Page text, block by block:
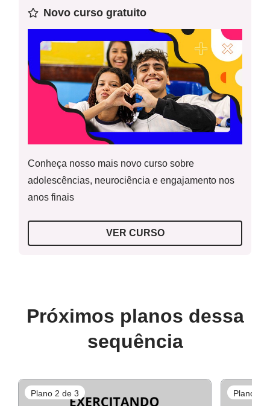
Novo curso gratuito
Conheça nosso mais novo curso sobre
adolescências, neurociência e engajamento nos
anos finais
VER CURSO
Próximos planos dessa
sequência
Plano 2 de 3 Plano 3